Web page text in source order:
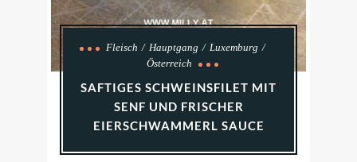
Fleisch Hauptgang
Luxemburg
Österreich
SAFTIGES SCHWEINSFILET MIT
SENF UND FRISCHER
EIERSCHWAMMERL SAUCE